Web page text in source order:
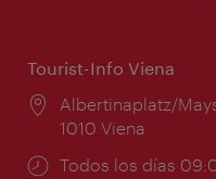
Tourist-Info Viena
Lugar:
Albertinaplatz/
1010 Viena
Horarios
Todos los días